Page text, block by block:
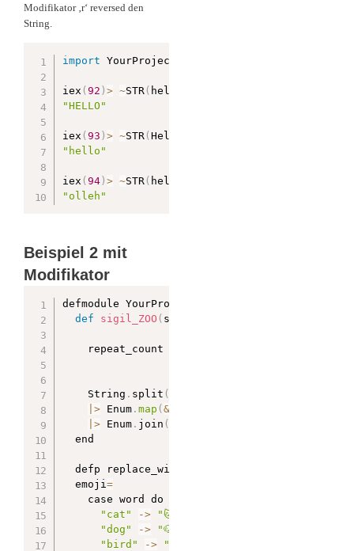
Modifikator ‚r‘ reversed den
String.
import YourProject
iex (92 )> ~STR ( hello
"HELLO"
iex (93 )> ~STR (HellO
"hello"
iex (94 )> ~STR ( hello
"olleh"
Beispiel 2 mit
Modifikator
defmodule YourProject
def
sigil_ZOO ( string
    repeat_count
    String
. split (
|> Enum .map (&
|> Enum . join (
  end
  defp replace_with_animal
  emoji
=
    case word do
"cat"
->
"🐱"
"dog"
->
"🐶"
"bird"
->
"🐦"